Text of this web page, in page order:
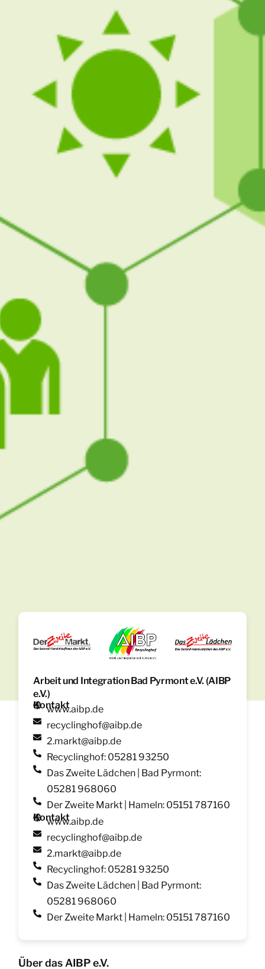
Arbeit und Integration Bad Pyrmont e.V. (AIBP
e.V.)
Kontakt
www.aibp.de
recyclinghof@aibp.de
2.markt@aibp.de
Recyclinghof: 05281 93250
Das Zweite Lädchen | Bad Pyrmont:
05281 968060
Der Zweite Markt | Hameln: 05151 787160
Kontakt
www.aibp.de
recyclinghof@aibp.de
2.markt@aibp.de
Recyclinghof: 05281 93250
Das Zweite Lädchen | Bad Pyrmont:
05281 968060
Der Zweite Markt | Hameln: 05151 787160
Über das AIBP e.V.